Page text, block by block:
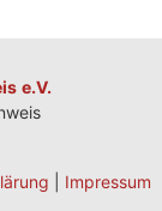
e.V.
Impressum